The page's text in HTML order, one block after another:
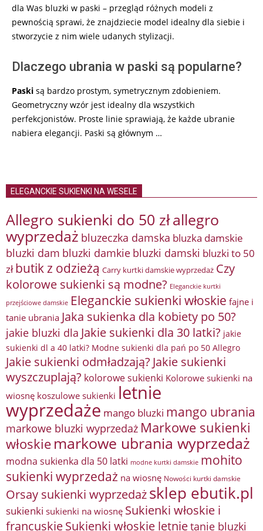
dla Was bluzki w paski – przegląd różnych modeli z
pewnością sprawi, że znajdziecie model idealny dla siebie i
stworzycie z nim wiele udanych stylizacji.
Dlaczego ubrania w paski są popularne?
Paski są bardzo prostym, symetrycznym zdobieniem.
Geometryczny wzór jest idealny dla wszystkich
perfekcjonistów. Proste linie sprawiają, że każde ubranie
nabiera elegancji. Paski są głównym …
ELEGANCKIE SUKIENKI NA WESELE
Allegro sukienki do 50 złallegro
wyprzedaż bluzeczka damska bluzka damskie
bluzki dam bluzki damkie bluzki damski bluzki to 50
zł butik z odzieżą Carry kurtki damskie wyprzedaż Czy
kolorowe sukienki są modne? Eleganckie kurtki
przejściowe damskie Eleganckie sukienki włoskie fajne i
tanie ubrania Jaka sukienka dla kobiety po 50?
jakie bluzki dla Jakie sukienki dla 30 latki? jakie
sukienki dl a 40 latki? Modne sukienki dla pań po 50 Allegro
Jakie sukienki odmładzają? Jakie sukienki
wyszczuplają? kolorowe sukienki Kolorowe sukienki na
wiosnę koszulowe sukienki letnie
wyprzedaże mango bluzki mango ubrania
markowe bluzki wyprzedaż Markowe sukienki
włoskie markowe ubrania wyprzedaż
modna sukienka dla 50 latki modne kurtki damskie mohito
sukienki wyprzedaż na wiosnę Nowości kurtki damskie
Orsay sukienki wyprzedażsklep ebutik.pl
sukienki sukienki na wiosnę Sukienki włoskie i
francuskieSukienki włoskie letnietanie bluzki